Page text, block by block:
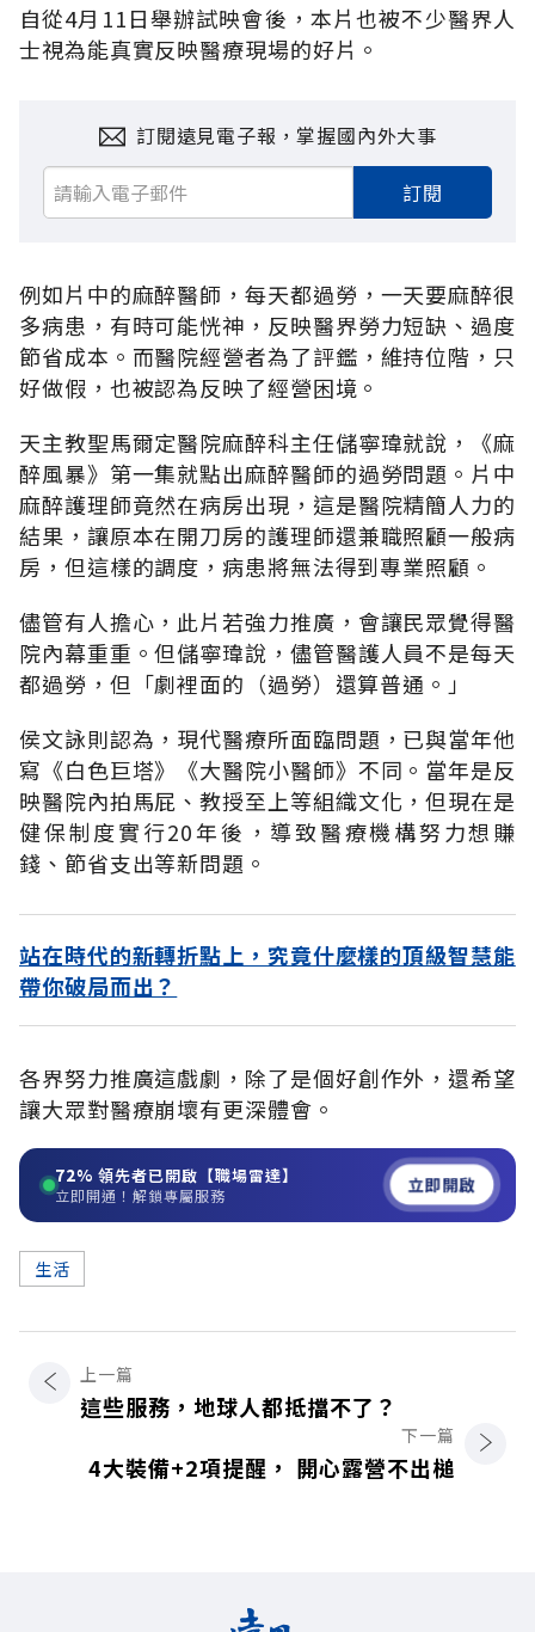
自從4月11日舉辦試映會後，本片也被不少醫界人
士視為能真實反映醫療現場的好片。
訂閱遠見電子報，掌握國內外大事
訂閱
例如片中的麻醉醫師，每天都過勞，一天要麻醉很
多病患，有時可能恍神，反映醫界勞力短缺、過度
節省成本。而醫院經營者為了評鑑，維持位階，只
好做假，也被認為反映了經營困境。
天主教聖馬爾定醫院麻醉科主任儲寧瑋就說，《麻
醉風暴》第一集就點出麻醉醫師的過勞問題。片中
麻醉護理師竟然在病房出現，這是醫院精簡人力的
結果，讓原本在開刀房的護理師還兼職照顧一般病
房，但這樣的調度，病患將無法得到專業照顧。
儘管有人擔心，此片若強力推廣，會讓民眾覺得醫
院內幕重重。但儲寧瑋說，儘管醫護人員不是每天
都過勞，但「劇裡面的（過勞）還算普通。」
侯文詠則認為，現代醫療所面臨問題，已與當年他
寫《白色巨塔》《大醫院小醫師》不同。當年是反
映醫院內拍馬屁、教授至上等組織文化，但現在是
健保制度實行20年後，導致醫療機構努力想賺
錢、節省支出等新問題。
站在時代的新轉折點上，究竟什麼樣的頂級智慧能
帶你破局而出？
各界努力推廣這戲劇，除了是個好創作外，還希望
讓大眾對醫療崩壞有更深體會。
72% 領先者已開啟【職場雷達】
立即開通！解鎖專屬服務 立即開啟
生活
上一篇
這些服務，地球人都抵擋不了？
下一篇
4大裝備+2項提醒， 開心露營不出槌